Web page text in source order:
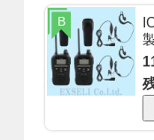
B